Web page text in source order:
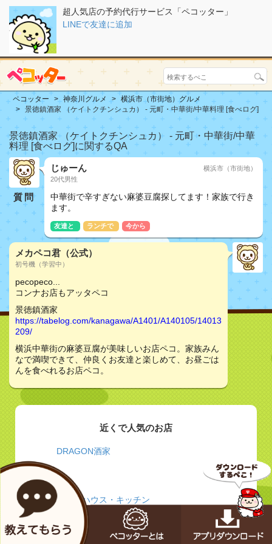
超人気店の予約代行サービス「ペコッター」
LINEで友達に追加
ペコッター 神奈川グルメ
横浜市（市街地）グルメ
景徳鎮酒家 （ケイトクチンシュカ） - 元町・中華街/中華料理 [食べログ]
景徳鎮酒家 （ケイトクチンシュカ） - 元町・中華街/中華
料理 [食べログ]に関するQA
質問
じゅーん
20代男性
横浜市（市街地）
中華街で辛すぎない麻婆豆腐探してます！家族で行き
ます。
友達と ランチで 今から
メカペコ君（公式）
初号機（学習中）
pecopeco...
コンナお店もアッタペコ
景徳鎮酒家
https://tabelog.com/kanagawa/A1401/A140105/14013
209/
横浜中華街の麻婆豆腐が美味しいお店ペコ。家族みん
なで満喫できて、仲良くお友達と楽しめて、お昼ごは
んを食べれるお店ペコ。
近くで人気のお店
DRAGON酒家
カレーハウス・キッチン